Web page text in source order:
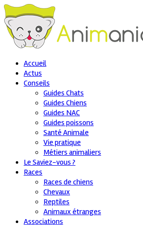
Accueil
Actus
Conseils
Guides Chats
Guides Chiens
Guides NAC
Guides poissons
Santé Animale
Vie pratique
Métiers animaliers
Le Saviez-vous ?
Races
Races de chiens
Chevaux
Reptiles
Animaux étranges
Associations